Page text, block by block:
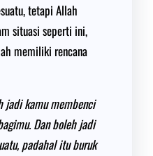
tetapi Allah
situasi seperti ini,
memiliki rencana
jadi kamu membenci
Dan boleh jadi
padahal itu buruk